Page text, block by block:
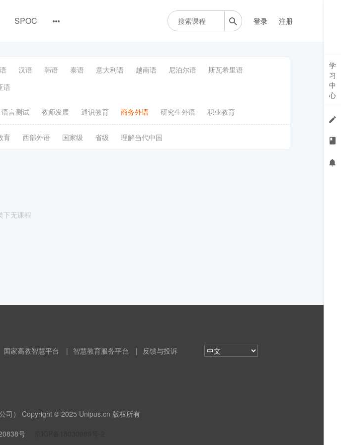
SPOC 登录 注册
汉语 韩语 泰语 意大利语 越南语 尼泊尔语
斯瓦希里语
语
语言测试 教师发展 通识教育 商务外语 研究生外语 职业教育
育 西部外语 国家级 省级 理解当代中国
下无课程
国家高教智慧平台 | 智慧教育服务平台 | 反馈与投诉
司） Copyright © 2025 Unipus.cn 版权所有
号
学
习
中
心